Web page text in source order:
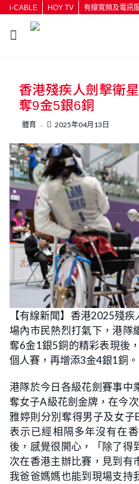
i-CABLE HOY TV 有線寬頻及電訊
按輸入鍵
香港殘疾人劍擊衛
奪9金5銀6銅
體育 2025年04月13日
【有線新聞】香港2025殘
場內市民熱烈打氣下，港隊
奪6金1銀5銅的精彩表現後
個人賽，再增添3金4銀1銅。
港隊於今日各級花劍賽事中
奪女子A級花劍金牌，在今
雅婷則分別奪得男子及女
表示已經相隔多年沒有在
後，感覺很開心，「除了得
次在香港主辦比賽，見到有
我爸爸媽媽也能到現場支持